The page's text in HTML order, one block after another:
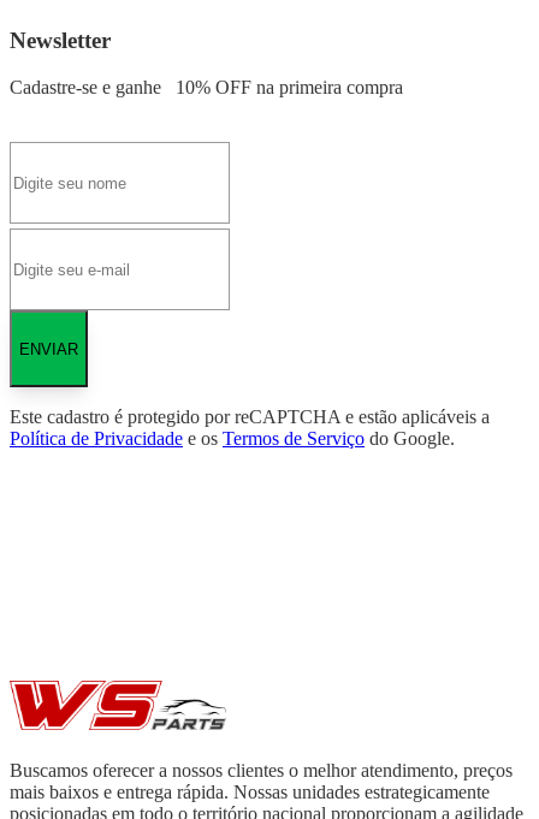
Newsletter
Cadastre-se e ganhe 10% OFF na primeira compra
ENVIAR
Este cadastro é protegido por reCAPTCHA e estão aplicáveis a
Política de Privacidade e os Termos de Serviço do Google.
Buscamos oferecer a nossos clientes o melhor atendimento, preços
mais baixos e entrega rápida. Nossas unidades estrategicamente
posicionadas em todo o território nacional proporcionam a agilidade